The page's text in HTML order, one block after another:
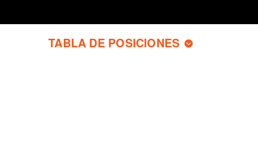
TABLA DE POSICIONES